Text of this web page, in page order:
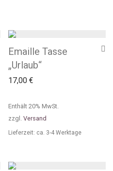
Emaille Tasse
„Urlaub“
17,00 €
Enthält 20% MwSt.
zzgl. Versand
Lieferzeit: ca. 3-4 Werktage